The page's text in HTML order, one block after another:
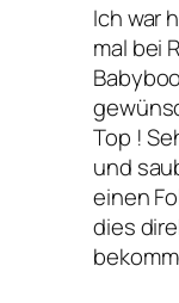
Ich war
mal bei
Top !
und
einen
dies